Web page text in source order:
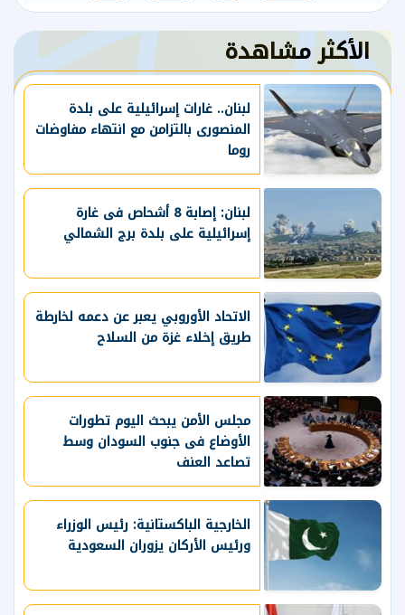
الأكثر مشاهدة
لبنان.. غارات إسرائيلية على بلدة
المنصورى بالتزامن مع انتهاء مفاوضات
روما
لبنان: إصابة 8 أشحاص فى غارة
إسرائيلية على بلدة برج الشمالي
الاتحاد الأوروبي يعبر عن دعمه لخارطة
طريق إخلاء غزة من السلاح
مجلس الأمن يبحث اليوم تطورات
الأوضاع فى جنوب السودان وسط
تصاعد العنف
الخارجية الباكستانية: رئيس الوزراء
ورئيس الأركان يزوران السعودية